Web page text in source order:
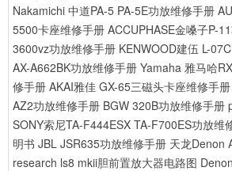
Nakamichi 中道PA-5 PA-5E功放维修手册
5500卡座维修手册 ACCUPHASE金嗓子P-
3600vz功放维修手册 KENWOOD建伍 L-
AX-A662BK功放维修手册 Yamaha 雅马哈
修手册 AKAI雅佳 GX-65三磁头卡座维修手册
AZ2功放维修手册 BGW 320B功放维修手册
SONY索尼TA-F444ESX TA-F700ES功放维
明书 JBL JSR635功放维修手册 天龙Denon
research ls8 mkii胆前置放大器电路图